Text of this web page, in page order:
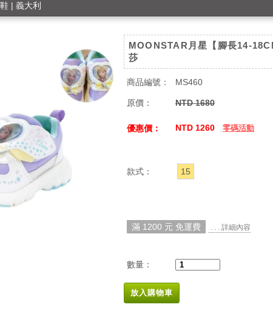
| 義大利
MOONSTAR月星【腳長14-
莎
商品編號： MS460
原價： NTD 1680
優惠價： NTD 1260 零碼活動
款式： 15
滿 1200 元 免運費 . . . 詳細內容
數量：
放入購物車